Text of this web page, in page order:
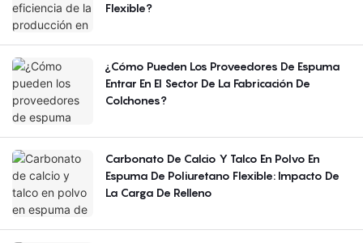
Flexible?
¿Cómo Pueden Los Proveedores De Espuma
Entrar En El Sector De La Fabricación De
Colchones?
Carbonato De Calcio Y Talco En Polvo En
Espuma De Poliuretano Flexible: Impacto De
La Carga De Relleno